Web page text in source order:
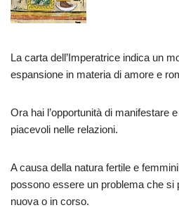
La carta dell’Imperatrice indica un
espansione in materia di amore e
Ora hai l’opportunità di manifestare
piacevoli nelle relazioni.
A causa della natura fertile e
possono essere un problema che si
nuova o in corso.